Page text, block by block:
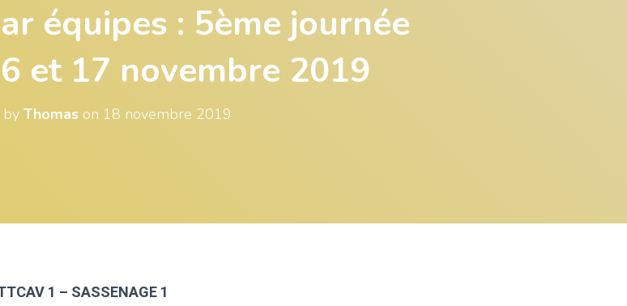
équipes : 5ème journée
et 17 novembre 2019
by Thomason 18 novembre 2019
1 – SASSENAGE 1